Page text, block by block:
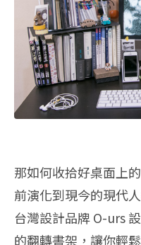
那如何收拾好桌面上
前演化到現今的現代
台灣設計品牌 O-urs
的翻轉書架，讓你輕